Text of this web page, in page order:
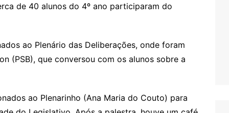
de 40 alunos do 4º ano participaram do
ao Plenário das Deliberações, onde foram
(PSB), que conversou com os alunos sobre a
ao Plenarinho (Ana Maria do Couto) para